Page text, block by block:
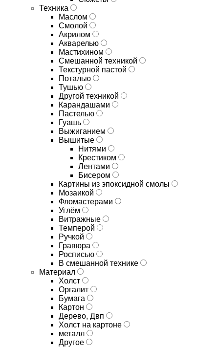
Техника
Маслом
Смолой
Акрилом
Акварелью
Мастихином
Смешанной техникой
Текстурной пастой
Поталью
Тушью
Другой техникой
Карандашами
Пастелью
Гуашь
Выжиганием
Вышитые
Нитями
Крестиком
Лентами
Бисером
Картины из эпоксидной смолы
Мозаикой
Фломастерами
Углём
Витражные
Темперой
Ручкой
Гравюра
Росписью
В смешанной технике
Материал
Холст
Оргалит
Бумага
Картон
Дерево, Двп
Холст на картоне
металл
Другое